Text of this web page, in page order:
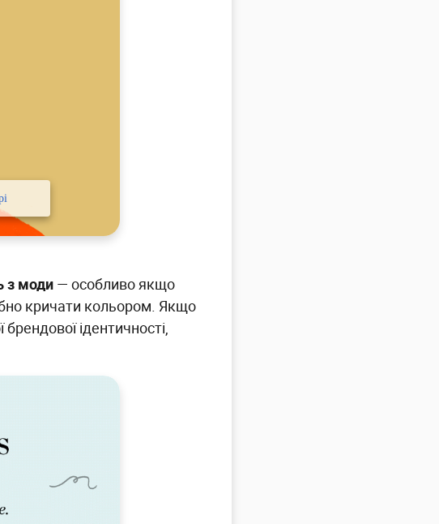
з моди — особливо якщо
кричати кольором. Якщо
ідентичності,